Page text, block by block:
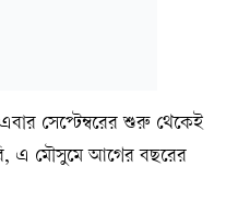
সেপ্টেম্বরের শুরু থেকেই
এ মৌসুমে আগের বছরের